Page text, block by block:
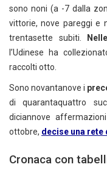
sono noni (a -7 dalla
vittorie, nove pareggi e
trentasette subiti.
l’Udinese ha
raccolti otto.
Sono novantanove i
di quarantaquattro
diciannove affermazioni
ottobre, decise una rete
Cronaca con